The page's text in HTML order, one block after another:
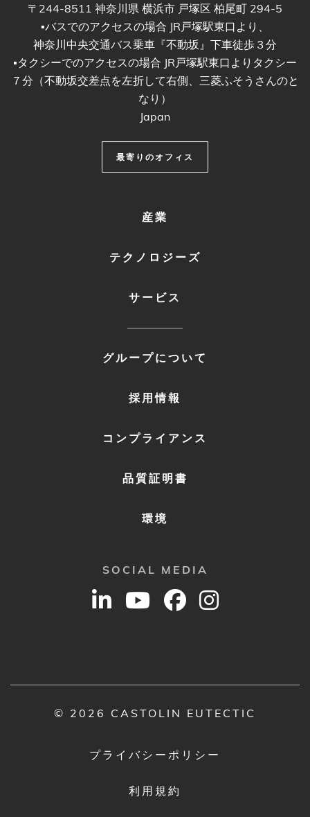
〒244-8511 神奈川県 横浜市 戸塚区 柏尾町 294-5
▪︎バスでのアクセスの場合 JR戸塚駅東口より、
神奈川中央交通バス乗車『不動坂』下車徒歩３分
▪︎タクシーでのアクセスの場合 JR戸塚駅東口よりタクシー
７分（不動坂交差点を左折して右側、三菱ふそうさんのと
なり）
Japan
最寄りのオフィス
産業
テクノロジーズ
サービス
グループについて
採用情報
コンプライアンス
品質証明書
環境
SOCIAL MEDIA
© 2026 CASTOLIN EUTECTIC
プライバシーポリシー
利用規約